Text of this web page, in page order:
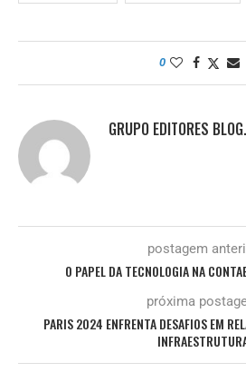
0
GRUPO EDITORES BLOG.
postagem
O PAPEL DA TECNOLOGIA NA
próxima
PARIS 2024 ENFRENTA DESAFIOS EM